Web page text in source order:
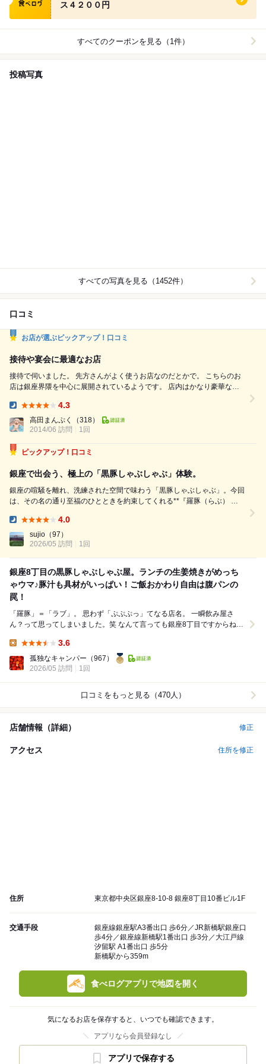
ス４２００円
すべてのクーポンを見る（1件）
投稿写真
すべての写真を見る（1452件）
口コミ
お店が選ぶピックアップ！口コミ
接待や宴会に最適なお店
接待で伺いました。 先方さんがよく使うお店なのだとかで。 こちらのお
店は銀座界隈を中心に展開されているようです。 店内はかなり豪華な造
なり多くてサービスもいいです。 この感じを見るとやはり接待で使われ
ることが多いのでしょう。 コースで飲食して、１００００円いかないく
らいなので、接待にしては料金がリーズナブルとい...
4.3
高田まんぷく
（318）
2014/06 訪問
1回
ピックアップ！口コミ
銀座で出会う、極上の「黒豚しゃぶしゃぶ」体験。
銀座の喧騒を離れ、洗練された空間で味わう「黒豚しゃぶしゃぶ」。今回
は、その名の通り至福のひとときを約束してくれる**『羅豚（らぶ） は
ンのしゃぶしゃぶを前に、まずは丁寧に作り込まれた小鉢の数々がテーブ
ルを彩り...
4.0
sujio （97）
2026/05 訪問
1回
銀座8丁目の黒豚しゃぶしゃぶ屋。ランチの生姜焼きがめっち
ゃウマ♪豚汁も具材がいっぱい！ご飯おかわり自由は腹パンの
罠！
「羅豚」＝「ラブ」。 思わず「ぷぷぷっ」てなる店名。 一瞬飲み屋さ
ん？って思ってしまいました。笑 なんて言っても銀座8丁目ですからね。
3.6
孤独なキャンパー （967）
2026/05 訪問
1回
口コミをもっと見る（470人）
店舗情報（詳細） 修正
アクセス 住所を修正
住所 東京都中央区銀座8-10-8 銀座8丁目10番ビル1F
交通手段
銀座線銀座駅A3番出口 歩6分／JR新橋駅銀座口
歩4分／銀座線新橋駅1番出口 歩3分／大江戸線
汐留駅 A1番出口 歩5分
新橋駅から359m
食べログアプリで地図を開く
気になるお店を保存すると、いつでも確認できます。
アプリなら会員登録なし
アプリで保存する